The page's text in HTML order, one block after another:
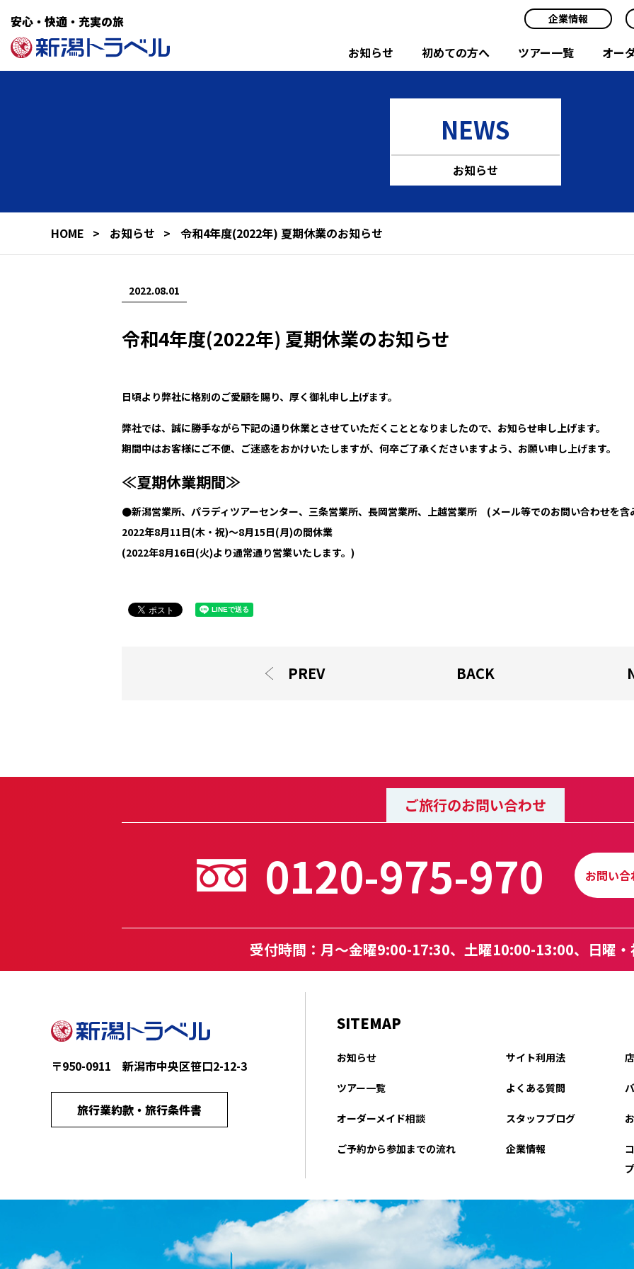
安心・快適・充実の旅 企業情報
お知らせ 初めての方へ ツアー一覧 オー
NEWS
お知らせ
HOME お知らせ 令和4年度(2022年) 夏期休業のお知らせ
2022.08.01
令和4年度(2022年) 夏期休業のお知らせ
日頃より弊社に格別のご愛顧を賜り、厚く御礼申し上げます。
弊社では、誠に勝手ながら下記の通り休業とさせていただくこととなりましたので、お知らせ申し上げます。
期間中はお客様にご不便、ご迷惑をおかけいたしますが、何卒ご了承くださいますよう、お願い申し上げます。
≪夏期休業期間≫
●新潟営業所、パラディツアーセンター、三条営業所、長岡営業所、上越営業所 (メール等でのお問い合わせを含
2022年8月11日(木・祝)～8月15日(月)の間休業
(2022年8月16日(火)より通常通り営業いたします。)
PREV BACK
ご旅行のお問い合わせ
0120-975-970 お問い
受付時間：月～金曜9:00-17:30、 土曜10:00-13:00、日曜・
〒950-0911 新潟市中央区笹口2-12-3
旅行業約款・旅行条件書
SITEMAP
お知らせ
ツアー一覧
オーダーメイド相談
ご予約から参加までの流れ
サイト利用法
よくある質問
スタッフブログ
企業情報